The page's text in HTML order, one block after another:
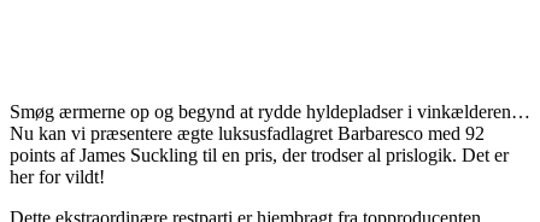
Smøg ærmerne op og begynd at rydde hyldepladser i vinkælderen…
Nu kan vi præsentere ægte luksusfadlagret Barbaresco med 92
points af James Suckling til en pris, der trodser al prislogik. Det er
her for vildt!
Dette ekstraordinære restparti er hjembragt fra topproducenten